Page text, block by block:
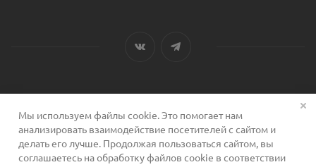
2026 © Сервис для косметологов
Мы используем файлы cookie. Это помогает нам
анализировать взаимодействие посетителей с сайтом и
делать его лучше. Продолжая пользоваться сайтом, вы
соглашаетесь на обработку файлов cookie в соответствии